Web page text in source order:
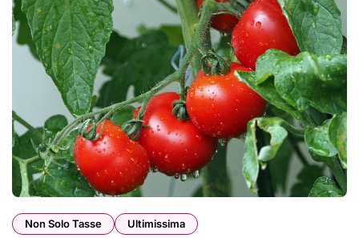
Non Solo Tasse Ultimissima